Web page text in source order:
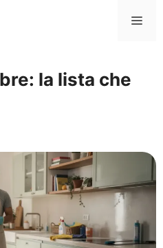
la lista che